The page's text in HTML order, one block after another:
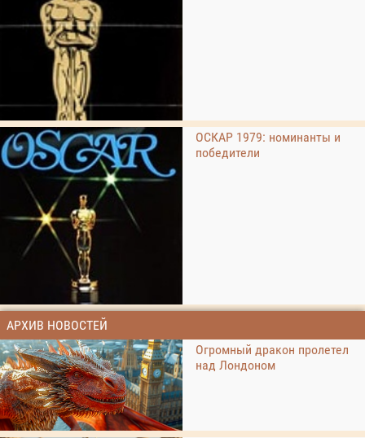
ОСКАР 1979: номинанты и
победители
АРХИВ НОВОСТЕЙ
Огромный дракон пролетел
над Лондоном